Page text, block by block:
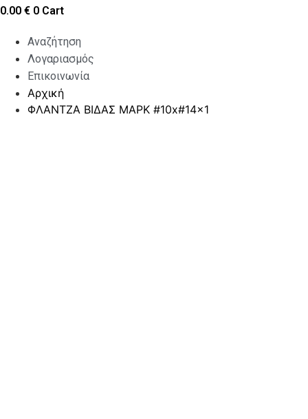
0.00 € 0 Cart
Αναζήτηση
Λογαριασμός
Επικοινωνία
Αρχική
ΦΛΑΝΤΖΑ ΒΙΔΑΣ ΜΑΡΚ #10x#14×1